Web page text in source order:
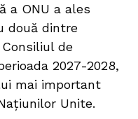
a ONU a ales
două dintre
de
2027-2028,
mai important
Unite.